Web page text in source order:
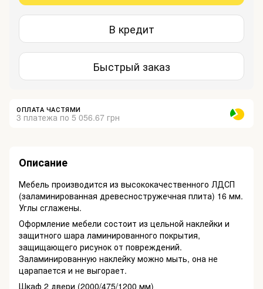
В кредит
Быстрый заказ
ОПЛАТА ЧАСТЯМИ
3 платежа по 5 056.67 грн
Описание
Мебель производится из высококачественного ЛДСП
(заламинированная древесностружечная плита) 16 мм.
Углы сглажены.
Оформление мебели состоит из цельной наклейки и
защитного шара ламинированного покрытия,
защищающего рисунок от повреждений.
Заламинированную наклейку можно мыть, она не
царапается и не выгорает.
Шкаф 2 двери (2000/475/1200 мм)